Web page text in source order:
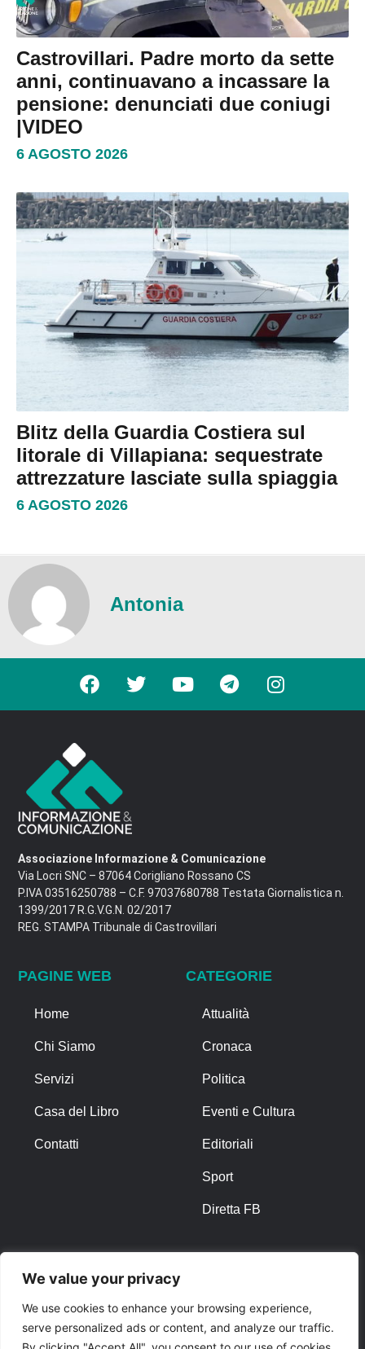
We value your privacy
We use cookies to enhance your browsing experience,
serve personalized ads or content, and analyze our traffic.
Castrovillari. Padre morto da sette
anni, continuavano a incassare la
pensione: denunciati due coniugi
|VIDEO
6 AGOSTO 2026
Blitz della Guardia Costiera sul
litorale di Villapiana: sequestrate
attrezzature lasciate sulla spiaggia
6 AGOSTO 2026
Antonia
Associazione Informazione & Comunicazione
Via Locri SNC – 87064 Corigliano Rossano CS
P.IVA 03516250788 – C.F. 97037680788 Testata Giornalistica n.
1399/2017 R.G.V.G.N. 02/2017
REG. STAMPA Tribunale di Castrovillari
PAGINE WEB
Home
Chi Siamo
Servizi
Casa del Libro
Contatti
CATEGORIE
Attualità
Cronaca
Politica
Eventi e Cultura
Editoriali
Sport
Diretta FB
Privacy Policy